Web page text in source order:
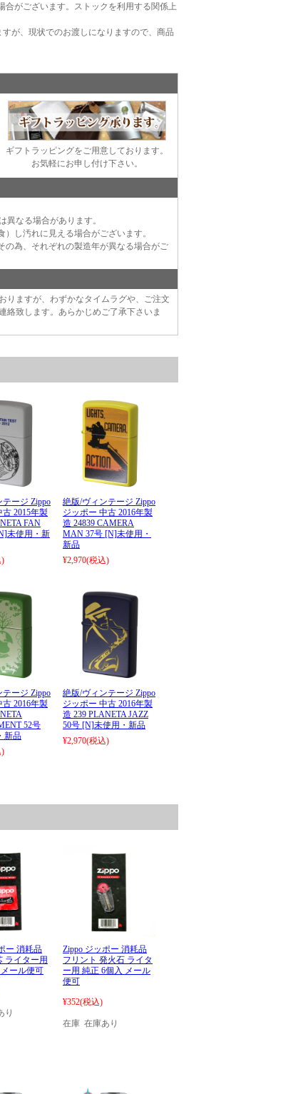
がございます。ストックを利用する関係上
が、現状でのお渡しになりますので、商品
ギフトラッピングをご用意しております。
お気軽にお申し付け下さい。
なる場合があります。
し汚れに見える場合がございます。
為、それぞれの製造年が異なる場合がご
りますが、わずかなタイムラグや、ご注文
絡致します。あらかじめご了承下さいま
ージ Zippo
2015年製
FAN
未使用・新
)
絶版/ヴィンテージ Zippo
ジッポー 中古 2016年製
造 24839 CAMERA
MAN 37号 [N]未使用・
新品
¥2,970(税込)
ージ Zippo
2016年製
52号
新品
)
絶版/ヴィンテージ Zippo
ジッポー 中古 2016年製
造 239 PLANETA JAZZ
50号 [N]未使用・新品
¥2,970(税込)
ー 消耗品
ライター用
ール便可
り
Zippo ジッポー 消耗品
フリント 発火石 ライタ
ー用 純正 6個入 メール
便可
¥352(税込)
在庫 在庫あり